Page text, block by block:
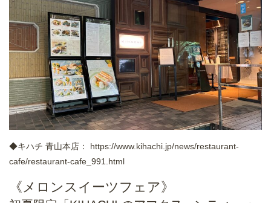
◆キハチ 青山本店： https://www.kihachi.jp/news/restaurant-
cafe/restaurant-cafe_991.html
《メロンスイーツフェア》